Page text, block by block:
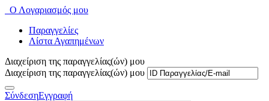
Ο Λογαριασμός μου
Παραγγελίες
Λίστα Αγαπημένων
Διαχείριση της παραγγελίας(ών) μου
Διαχείριση της παραγγελίας(ών) μου
ΣύνδεσηΕγγραφή